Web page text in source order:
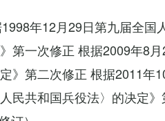
年12月29日第九届全国
第一次修正 根据2009年8
》第二次修正 根据2011年
民共和国兵役法〉的决定